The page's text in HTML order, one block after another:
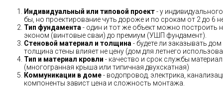
Индивидуальный или типовой проект- у
бы, но проектирование чуть дороже и по срокам от 2 до 6
Тип фундамента - один и тот же объект можно построить
эконом (винтовые сваи) до премиум (УШП фундамент).
Стеновой материал и толщина - будете ли заказывать
толщина стены влияет не цену (дом для летнего
Тип и материал кровли - качество и срок службы
(многогранная крыша или типичная двухскатная)
Коммуникации в доме- водопровод, электрика,
компоненты завист цена и сложность монтажа.